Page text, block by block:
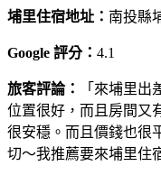
埔里住宿地址： 南投縣
Google 評分： 4.1
旅客評論：
「來埔里
位置很好，而且房間又
很安穩。而且價錢也很
切～我推薦要來埔里住